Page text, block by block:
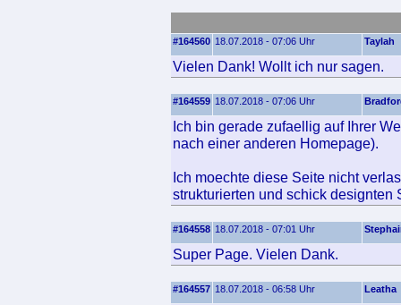
#164560 18.07.2018 - 07:06 Uhr Taylah
Vielen Dank! Wollt ich nur sagen.
#164559 18.07.2018 - 07:06 Uhr
Ich bin gerade zufaellig auf Ihrer
nach einer anderen Homepage).
Ich moechte diese Seite nicht
strukturierten und schick designten
#164558 18.07.2018 - 07:01 Uhr
Super Page. Vielen Dank.
#164557 18.07.2018 - 06:58 Uhr Leatha